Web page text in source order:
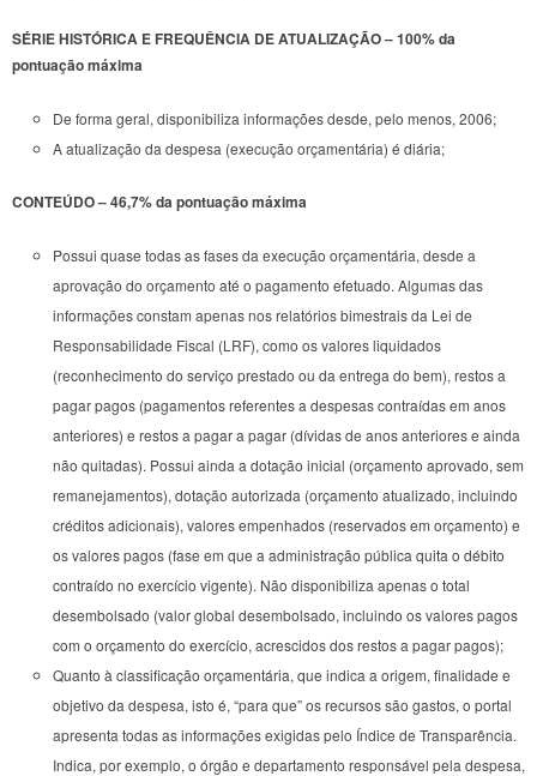
SÉRIE HISTÓRICA E FREQUÊNCIA DE ATUALIZAÇÃO – 100% da
pontuação máxima
De forma geral, disponibiliza informações desde, pelo menos, 2006;
A atualização da despesa (execução orçamentária) é diária;
CONTEÚDO – 46,7% da pontuação máxima
Possui quase todas as fases da execução orçamentária, desde a
aprovação do orçamento até o pagamento efetuado. Algumas das
informações constam apenas nos relatórios bimestrais da Lei de
Responsabilidade Fiscal (LRF), como os valores liquidados
(reconhecimento do serviço prestado ou da entrega do bem), restos a
pagar pagos (pagamentos referentes a despesas contraídas em anos
anteriores) e restos a pagar a pagar (dívidas de anos anteriores e ainda
não quitadas). Possui ainda a dotação inicial (orçamento aprovado, sem
remanejamentos), dotação autorizada (orçamento atualizado, incluindo
créditos adicionais), valores empenhados (reservados em orçamento) e
os valores pagos (fase em que a administração pública quita o débito
contraído no exercício vigente). Não disponibiliza apenas o total
desembolsado (valor global desembolsado, incluindo os valores pagos
com o orçamento do exercício, acrescidos dos restos a pagar pagos);
Quanto à classificação orçamentária, que indica a origem, finalidade e
objetivo da despesa, isto é, “para que” os recursos são gastos, o portal
apresenta todas as informações exigidas pelo Índice de Transparência.
Indica, por exemplo, o órgão e departamento responsável pela despesa,